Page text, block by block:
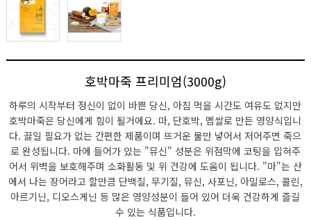
호박마죽 프리미엄(3000g)
하루의 시작부터 정신이 없이 바쁜 당신, 아침 먹을 시간도 여유도 없지만
호박마죽은 당신에게 힘이 될거에요. 마, 단호박, 멥쌀로 만든 영양식입니
다. 끓일 필요가 없는 간편한 제품이며 뜨거운 물만 넣어서 저어주면 죽으
로 완성됩니다. 마에 들어가 있는 "뮤신" 성분은 위점막에 코팅을 입혀주
어서 위벽을 보호해주며 소화활동 및 위 건강에 도움이 됩니다. "마"는 산
에서 나는 장어라고 할만큼 단백질, 무기질, 뮤신, 사포닌, 아밀로스, 콜린,
아르기닌, 디오스게닌 등 많은 영양성분이 들어 있어 더욱 건강하게 즐길
수 있는 식품입니다.